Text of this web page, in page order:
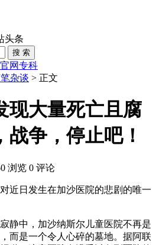
头条
网专科
杂谈 > 正文
现大量死亡且腐
争，停止吧！
浏览 0 评论
近日发生在加沙医院的悲剧的唯一
静中，加沙纳斯尔儿童医院不再是
而是一个令人心碎的墓地。据阿联